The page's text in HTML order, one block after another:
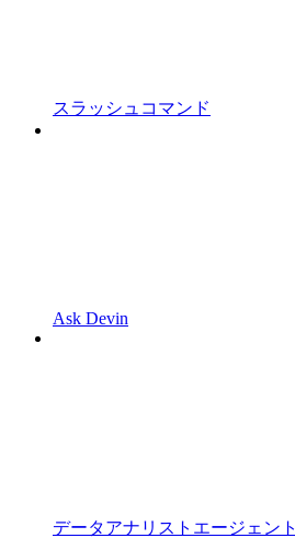
スラッシュコマンド
Ask Devin
データアナリストエージェント